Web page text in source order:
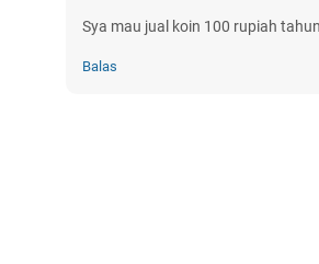
Sya mau jual koin 100 rupiah
Balas